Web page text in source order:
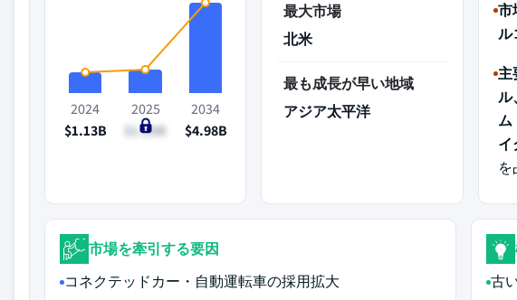
2024
$1.13B
2025
$1.29B
2034
$4.98B
最大市場
北米
最も成長が早い地域
アジア太平洋
市
ル
主
ル
ム
イ
を
市場を牽引する要因
コネクテッドカー・自動運転車の採用拡大
古